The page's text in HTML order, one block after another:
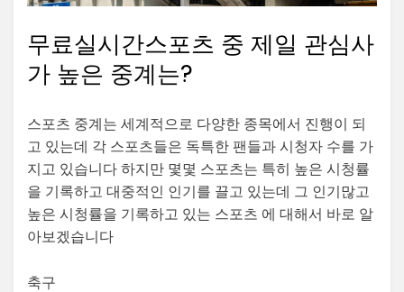
무료실시간스포츠 중 제일 관심사
가 높은 중계는?
스포츠 중계는 세계적으로 다양한 종목에서 진행이 되
고 있는데 각 스포츠들은 독특한 팬들과 시청자 수를 가
지고 있습니다 하지만 몇몇 스포츠는 특히 높은 시청률
을 기록하고 대중적인 인기를 끌고 있는데 그 인기많고
높은 시청률을 기록하고 있는 스포츠 에 대해서 바로 알
아보겠습니다
축구